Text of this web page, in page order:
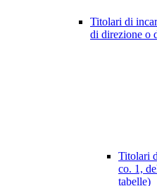
Titolari di
di direzione o
Titolari
co. 1,
tabelle)